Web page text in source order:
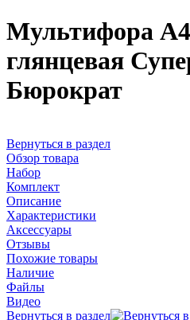
Мультифора
глянцевая
Бюрократ
Вернуться в раздел
Обзор товара
Набор
Комплект
Описание
Характеристики
Аксессуары
Отзывы
Похожие товары
Наличие
Файлы
Видео
Вернуться в раздел